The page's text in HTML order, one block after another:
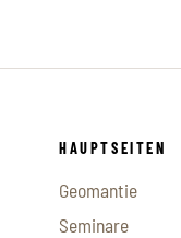
HAUPTSEITEN
Geomantie
Seminare